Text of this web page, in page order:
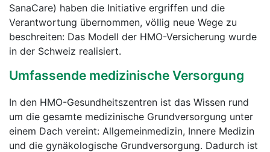
SanaCare) haben die Initiative ergriffen und die
Verantwortung übernommen, völlig neue Wege zu
beschreiten: Das Modell der HMO-Versicherung wurde
in der Schweiz realisiert.
Umfassende medizinische Versorgung
In den HMO-Gesundheitszentren ist das Wissen rund
um die gesamte medizinische Grundversorgung unter
einem Dach vereint: Allgemeinmedizin, Innere Medizin
und die gynäkologische Grundversorgung. Dadurch ist